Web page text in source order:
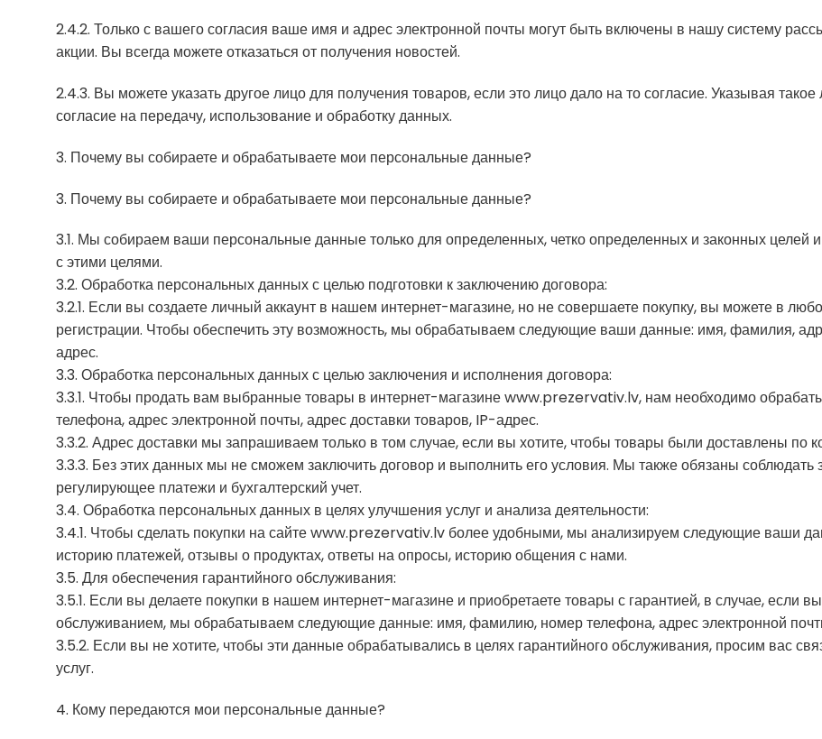
2.4.2. Только с вашего согласия ваше имя и адрес электронной почты могут быть включены в нашу систему
акции. Вы всегда можете отказаться от получения новостей.
2.4.3. Вы можете указать другое лицо для получения товаров, если это лицо дало на то согласие. Указывая
согласие на передачу, использование и обработку данных.
3. Почему вы собираете и обрабатываете мои персональные данные?
3. Почему вы собираете и обрабатываете мои персональные данные?
3.1. Мы собираем ваши персональные данные только для определенных, четко определенных и законных
с этими целями.
3.2. Обработка персональных данных с целью подготовки к заключению договора:
3.2.1. Если вы создаете личный аккаунт в нашем интернет-магазине, но не совершаете покупку, вы можете в
регистрации. Чтобы обеспечить эту возможность, мы обрабатываем следующие ваши данные: имя, фамилия,
адрес.
3.3. Обработка персональных данных с целью заключения и исполнения договора:
3.3.1. Чтобы продать вам выбранные товары в интернет-магазине www.prezervativ.lv, нам необходимо
телефона, адрес электронной почты, адрес доставки товаров, IP-адрес.
3.3.2. Адрес доставки мы запрашиваем только в том случае, если вы хотите, чтобы товары были доставлены по
3.3.3. Без этих данных мы не сможем заключить договор и выполнить его условия. Мы также обязаны соблюдать
регулирующее платежи и бухгалтерский учет.
3.4. Обработка персональных данных в целях улучшения услуг и анализа деятельности:
3.4.1. Чтобы сделать покупки на сайте www.prezervativ.lv более удобными, мы анализируем следующие ваши
историю платежей, отзывы о продуктах, ответы на опросы, историю общения с нами.
3.5. Для обеспечения гарантийного обслуживания:
3.5.1. Если вы делаете покупки в нашем интернет-магазине и приобретаете товары с гарантией, в случае, если
обслуживанием, мы обрабатываем следующие данные: имя, фамилию, номер телефона, адрес электронной
3.5.2. Если вы не хотите, чтобы эти данные обрабатывались в целях гарантийного обслуживания, просим вас
услуг.
4. Кому передаются мои персональные данные?